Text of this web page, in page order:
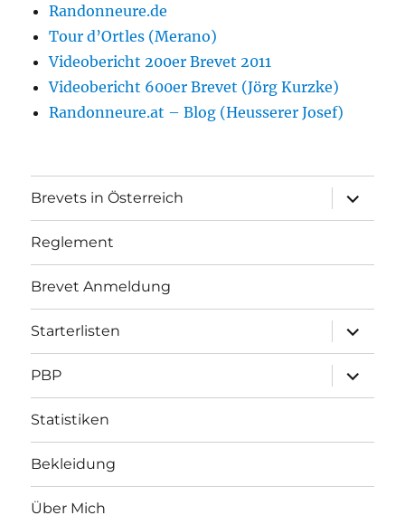
Randonneure.de
Tour d’Ortles (Merano)
Videobericht 200er Brevet 2011
Videobericht 600er Brevet (Jörg Kurzke)
Randonneure.at – Blog (Heusserer Josef)
Brevets in Österreich
öffnen
Reglement
Brevet Anmeldung
Starterlisten
öffnen
PBP
öffnen
Statistiken
Bekleidung
Über Mich